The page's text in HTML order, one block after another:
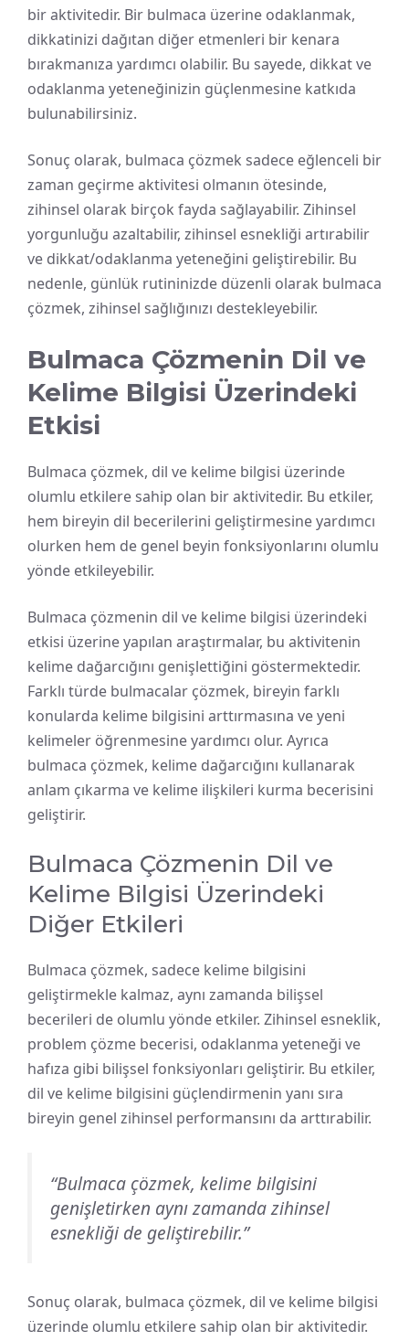
bir aktivitedir. Bir bulmaca üzerine odaklanmak,
dikkatinizi dağıtan diğer etmenleri bir kenara
bırakmanıza yardımcı olabilir. Bu sayede, dikkat ve
odaklanma yeteneğinizin güçlenmesine katkıda
bulunabilirsiniz.
Sonuç olarak, bulmaca çözmek sadece eğlenceli bir
zaman geçirme aktivitesi olmanın ötesinde,
zihinsel olarak birçok fayda sağlayabilir. Zihinsel
yorgunluğu azaltabilir, zihinsel esnekliği artırabilir
ve dikkat/odaklanma yeteneğini geliştirebilir. Bu
nedenle, günlük rutininizde düzenli olarak bulmaca
çözmek, zihinsel sağlığınızı destekleyebilir.
Bulmaca Çözmenin Dil ve
Kelime Bilgisi Üzerindeki
Etkisi
Bulmaca çözmek, dil ve kelime bilgisi üzerinde
olumlu etkilere sahip olan bir aktivitedir. Bu etkiler,
hem bireyin dil becerilerini geliştirmesine yardımcı
olurken hem de genel beyin fonksiyonlarını olumlu
yönde etkileyebilir.
Bulmaca çözmenin dil ve kelime bilgisi üzerindeki
etkisi üzerine yapılan araştırmalar, bu aktivitenin
kelime dağarcığını genişlettiğini göstermektedir.
Farklı türde bulmacalar çözmek, bireyin farklı
konularda kelime bilgisini arttırmasına ve yeni
kelimeler öğrenmesine yardımcı olur. Ayrıca
bulmaca çözmek, kelime dağarcığını kullanarak
anlam çıkarma ve kelime ilişkileri kurma becerisini
geliştirir.
Bulmaca Çözmenin Dil ve
Kelime Bilgisi Üzerindeki
Diğer Etkileri
Bulmaca çözmek, sadece kelime bilgisini
geliştirmekle kalmaz, aynı zamanda bilişsel
becerileri de olumlu yönde etkiler. Zihinsel esneklik,
problem çözme becerisi, odaklanma yeteneği ve
hafıza gibi bilişsel fonksiyonları geliştirir. Bu etkiler,
dil ve kelime bilgisini güçlendirmenin yanı sıra
bireyin genel zihinsel performansını da arttırabilir.
“Bulmaca çözmek, kelime bilgisini
genişletirken aynı zamanda zihinsel
esnekliği de geliştirebilir.”
Sonuç olarak, bulmaca çözmek, dil ve kelime bilgisi
üzerinde olumlu etkilere sahip olan bir aktivitedir.